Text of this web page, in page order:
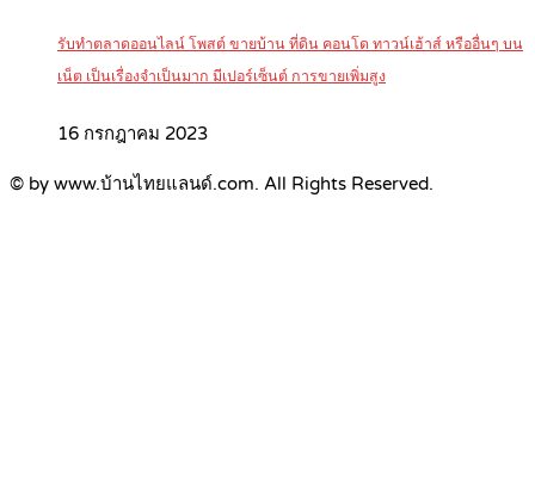
รับทำตลาดออนไลน์ โพสต์ ขายบ้าน ที่ดิน คอนโด ทาวน์เฮ้าส์ หรืออื่นๆ บน
เน็ต เป็นเรื่องจำเป็นมาก มีเปอร์เซ็นต์ การขายเพิ่มสูง
16 กรกฎาคม 2023
© by www.บ้านไทยแลนด์.com. All Rights Reserved.